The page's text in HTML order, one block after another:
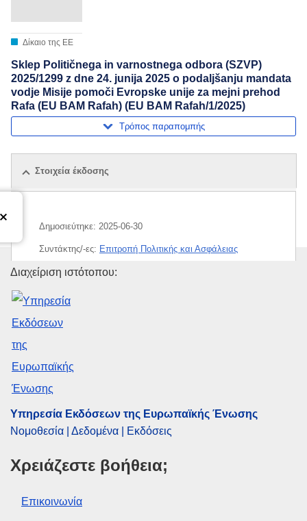
Δίκαιο της ΕΕ
Sklep Političnega in varnostnega odbora (SZVP)
2025/1299 z dne 24. junija 2025 o podaljšanju mandata
vodje Misije pomoči Evropske unije za mejni prehod
Rafa (EU BAM Rafah) (EU BAM Rafah/1/2025)
Τρόπος παραπομπής
Στοιχεία έκδοσης
Δημοσιεύτηκε: 2025-06-30
Συντάκτης/-ες: Επιτροπή Πολιτικής και Ασφάλειας
(
Συμβούλιο της Ευρωπαϊκής Ένωσης
Θέμα:
Εμφάνιση όλων των τευχών αυτής της σειράς
Υπηρεσία Εκδόσεων της
Διαχείριση ιστότοπου:
Υπηρεσία Εκδόσεων της Ευρωπαϊκής Ένωσης
Νομοθεσία | Δεδομένα | Εκδόσεις
Χρειάζεστε βοήθεια;
Επικοινωνία